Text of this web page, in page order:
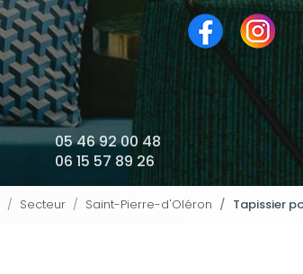
05 46 92 00 48
06 15 57 89 26
Secteur Saint-Pierre-d'Oléron Tapissier